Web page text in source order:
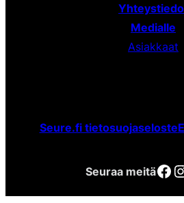
Medialle
Asiakkaat
Seure.fi tietosuojaseloste
Seuraa meitäFacebook